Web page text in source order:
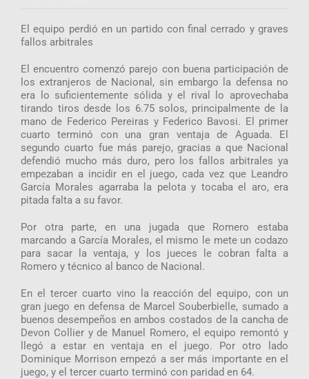
El equipo perdió en un partido con final cerrado y graves
fallos arbitrales
El encuentro comenzó parejo con buena participación de
los extranjeros de Nacional, sin embargo la defensa no
era lo suficientemente sólida y el rival lo aprovechaba
tirando tiros desde los 6.75 solos, principalmente de la
mano de Federico Pereiras y Federico Bavosi. El primer
cuarto terminó con una gran ventaja de Aguada. El
segundo cuarto fue más parejo, gracias a que Nacional
defendió mucho más duro, pero los fallos arbitrales ya
empezaban a incidir en el juego, cada vez que Leandro
García Morales agarraba la pelota y tocaba el aro, era
pitada falta a su favor.
Por otra parte, en una jugada que Romero estaba
marcando a García Morales, el mismo le mete un codazo
para sacar la ventaja, y los jueces le cobran falta a
Romero y técnico al banco de Nacional.
En el tercer cuarto vino la reacción del equipo, con un
gran juego en defensa de Marcel Souberbielle, sumado a
buenos desempeños en ambos costados de la cancha de
Devon Collier y de Manuel Romero, el equipo remontó y
llegó a estar en ventaja en el juego. Por otro lado
Dominique Morrison empezó a ser más importante en el
juego, y el tercer cuarto terminó con paridad en 64.